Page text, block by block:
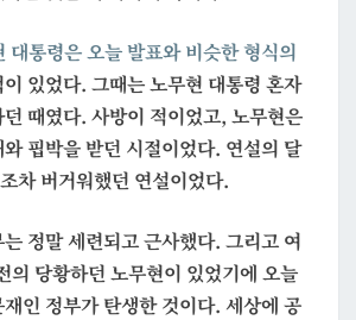
대통령은 오늘 발표와 비슷한 형식의
있었다. 그때는 노무현 대통령 혼자
때였다. 사방이 적이었고, 노무현은
핍박을 받던 시절이었다. 연설의 달
차 버거워했던 연설이었다.
정말 세련되고 근사했다. 그리고 여
의 당황하던 노무현이 있었기에 오늘
인 정부가 탄생한 것이다. 세상에 공